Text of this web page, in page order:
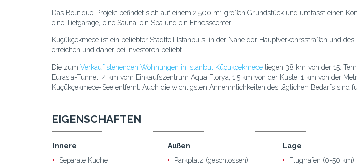
Das Boutique-Projekt befindet sich auf einem 2.500 m² großen Grundstück und umfasst einen
eine Tiefgarage, eine Sauna, ein Spa und ein Fitnesscenter.
Küçükçekmece ist ein beliebter Stadtteil Istanbuls, in der Nähe der Hauptverkehrsstraßen und
erreichen und daher bei Investoren beliebt.
Die zum Verkauf stehenden Wohnungen in Istanbul Küçükçekmece liegen 38 km von der 15.
Eurasia-Tunnel, 4 km vom Einkaufszentrum Aqua Florya, 1,5 km von der Küste, 1 km von der
Küçükçekmece-See entfernt. Auch die wichtigsten Annehmlichkeiten des täglichen Bedarfs sind
EIGENSCHAFTEN
Innere
Separate Küche
Außen
Parkplatz (geschlossen)
Lage
Flughafen (0-50 km)